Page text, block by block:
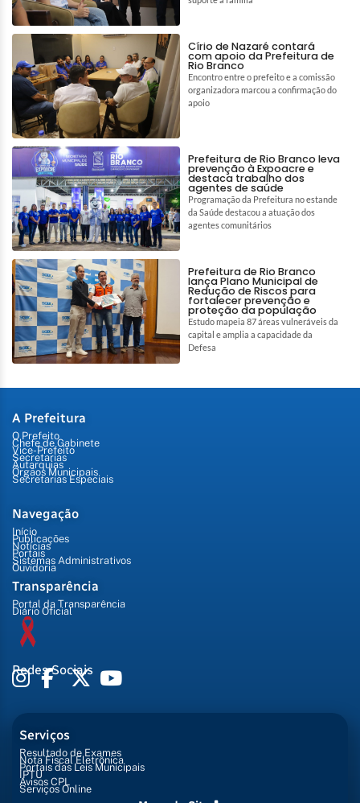
Círio de Nazaré contará
com apoio da Prefeitura de
Rio Branco
Encontro entre o prefeito e a comissão
organizadora marcou a confirmação do
apoio
Prefeitura de Rio Branco leva
prevenção à Expoacre e
destaca trabalho dos
agentes de saúde
Programação da Prefeitura no estande
da Saúde destacou a atuação dos
agentes comunitários
Prefeitura de Rio Branco
lança Plano Municipal de
Redução de Riscos para
fortalecer prevenção e
proteção da população
Estudo mapeia 87 áreas vulneráveis da
capital e amplia a capacidade da
Defesa
A Prefeitura
O Prefeito
Chefe de Gabinete
Vice-Prefeito
Secretarias
Autarquias
Órgãos Municipais
Secretarias Especiais
Navegação
Início
Publicações
Notícias
Portais
Sistemas Administrativos
Ouvidoria
Transparência
Portal da Transparência
Diário Oficial
Redes Sociais
Serviços
Resultado de Exames
Nota Fiscal Eletrônica
Portais das Leis Municipais
IPTU
Avisos CPL
Serviços Online